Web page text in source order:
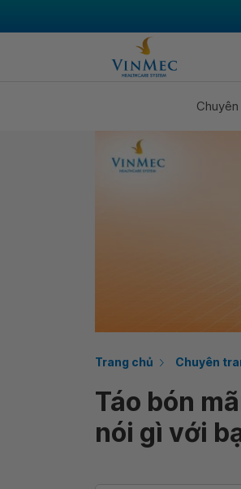
Trang chủ Chuyên
Táo bón
nói gì với